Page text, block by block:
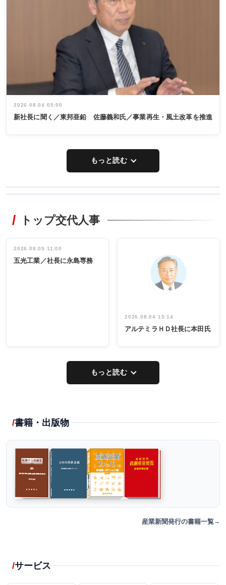
2026.08.04 05:00
新社長に聞く／東邦亜鉛 佐藤義和氏／事業再生・風土改革を推進
もっと読む
非鉄業界で
インタビュ
ー／社内ア
タックトレー
祝う 業界関
係者ら220人
出席
トップ交代人事
2026.08.05 11:00
五光工業／社長に永島専務
2026.08.04 15:14
アルテミラＨＤ社長に本田氏
もっと読む
書籍・出版物
産業新聞発行の書籍一覧
サービス